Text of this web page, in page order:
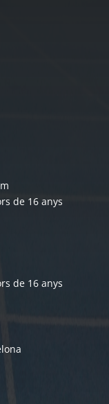
de 16 anys
de 16 anys